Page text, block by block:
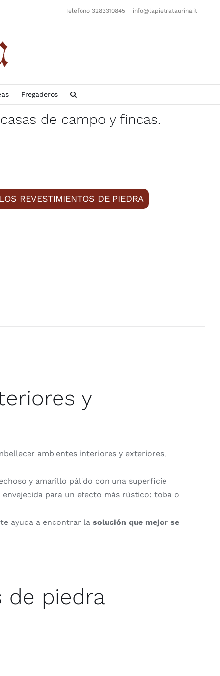
Telefono 3283310845 | info@lapietrataurina.it
Fregaderos
de campo y fincas.
REVESTIMIENTOS DE PIEDRA
y
ambientes interiores y exteriores,
y amarillo pálido con una superficie
para un efecto más rústico: toba o
ayuda a encontrar la solución que mejor se
de piedra